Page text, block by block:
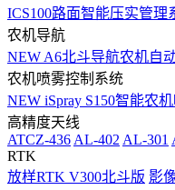
ICS100路面智能压实管理
农机导航
NEW A6北斗导航农机自
农机喷雾控制系统
NEW iSpray S150智能农
高精度天线
ATCZ-436 AL-402 AL-301
RTK
放样RTK V300北斗版 影